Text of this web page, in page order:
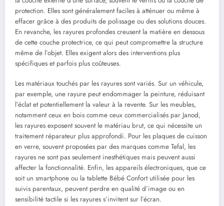
protection. Elles sont généralement faciles à atténuer ou même à
effacer grâce à des produits de polissage ou des solutions douces.
En revanche, les rayures profondes creusent la matière en dessous
de cette couche protectrice, ce qui peut compromettre la structure
même de l’objet. Elles exigent alors des interventions plus
spécifiques et parfois plus coûteuses.
Les matériaux touchés par les rayures sont variés. Sur un véhicule,
par exemple, une rayure peut endommager la peinture, réduisant
l’éclat et potentiellement la valeur à la revente. Sur les meubles,
notamment ceux en bois comme ceux commercialisés par Janod,
les rayures exposent souvent le matériau brut, ce qui nécessite un
traitement réparateur plus approfondi. Pour les plaques de cuisson
en verre, souvent proposées par des marques comme Tefal, les
rayures ne sont pas seulement inesthétiques mais peuvent aussi
affecter la fonctionnalité. Enfin, les appareils électroniques, que ce
soit un smartphone ou la tablette Bébé Confort utilisée pour les
suivis parentaux, peuvent perdre en qualité d’image ou en
sensibilité tactile si les rayures s’invitent sur l’écran.